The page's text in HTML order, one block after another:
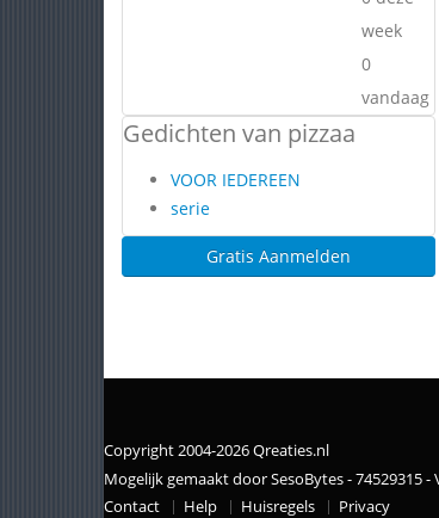
week
0
vandaag
Gedichten van pizzaa
VOOR IEDEREEN
serie
Gratis Aanmelden
Copyright 2004-2026 Qreaties.nl
Mogelijk gemaakt door SesoBytes - 74529315 -
Contact
Help Huisregels Privacy